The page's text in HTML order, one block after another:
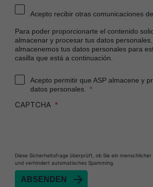
Acepto recibir otras comunicaciones de
Para poder proporcionarte el contenido
almacenar y procesar tus datos
almacenemos tus datos personales para
casilla que está a continuación.
Acepto permitir que ASP almacene y
datos personales.
CAPTCHA
Diese Sicherheitsfrage überprüft, ob Sie ein menschlicher
und verhindert automatisches Spamming.